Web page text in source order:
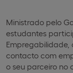
Ministrado pelo
estudantes
contacto com
o seu parceiro no